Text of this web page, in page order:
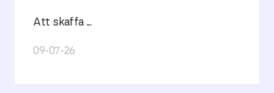
Att skaffa ...
09-07-26